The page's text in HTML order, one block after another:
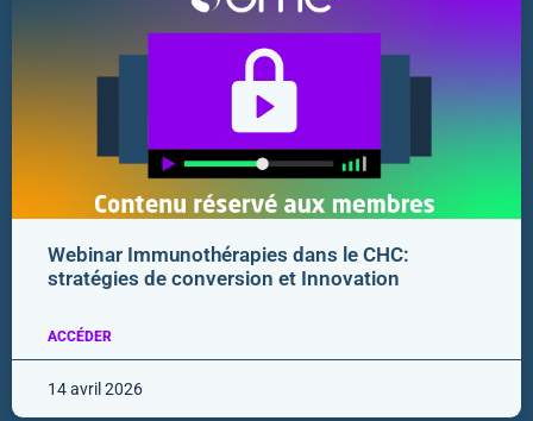
Webinar Immunothérapies dans le CHC:
stratégies de conversion et Innovation
ACCÉDER
14 avril 2026